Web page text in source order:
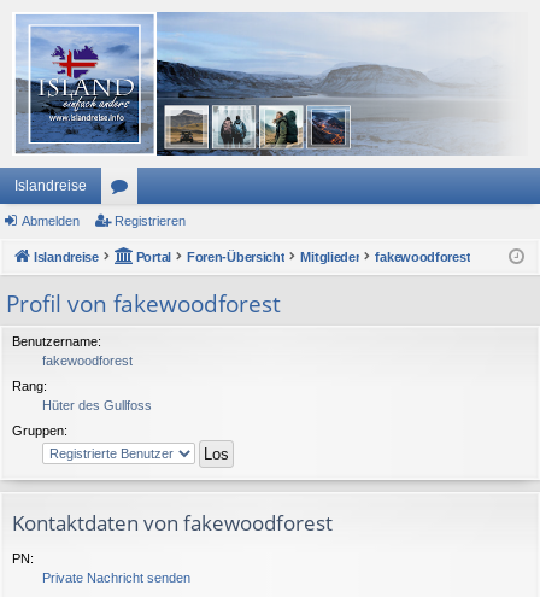
Islandreise
or
en
Abmelden Registrieren
Islandreise Portal Foren-Übersicht Mitglieder fakewoodforest
Profil von fakewoodforest
Benutzername:
fakewoodforest
Rang:
Hüter des Gullfoss
Gruppen:
Kontaktdaten von fakewoodforest
PN:
Private Nachricht senden